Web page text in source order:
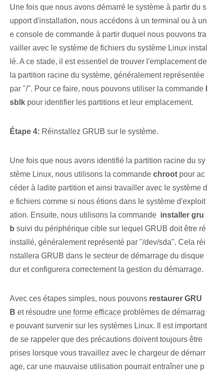
Une fois que nous avons démarré le système à partir du s
upport d'installation, nous accédons à un terminal ou à un
e console de commande à partir duquel nous pouvons tra
vailler avec le système de fichiers du système Linux instal
lé. A ce stade, il est essentiel de trouver l'emplacement de
la partition racine du système, généralement représentée
par "/". Pour ce faire, nous pouvons utiliser la commande
sblk ⁢pour identifier ⁢les partitions et‍ leur emplacement.
Étape 4: Réinstallez GRUB sur le système.
Une fois que nous avons identifié la partition racine du sy
stème Linux, nous utilisons la commande chroot pour ac
céder à ladite partition et ainsi travailler avec le système d
e fichiers comme si nous étions dans le système d'exploit
ation. Ensuite, nous utilisons la commande ‍ installer gru
b suivi du périphérique cible sur lequel GRUB doit être ré
installé, généralement représenté par "/dev/sda". Cela réi
nstallera GRUB dans le secteur de démarrage du disque
dur et configurera correctement la gestion du démarrage.
Avec ces étapes simples, nous pouvons restaurer GRU
B et résoudre une forme efficace problèmes de démarrag
e pouvant survenir sur les systèmes ⁢Linux. Il est important
de se rappeler que des précautions doivent toujours être
prises lorsque vous travaillez avec le chargeur de démarr
age, car une mauvaise utilisation pourrait entraîner une p